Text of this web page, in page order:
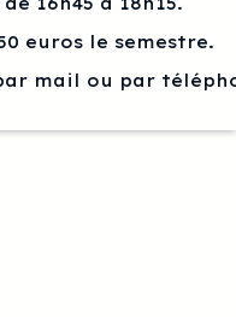
euros le semestre.
mail ou par